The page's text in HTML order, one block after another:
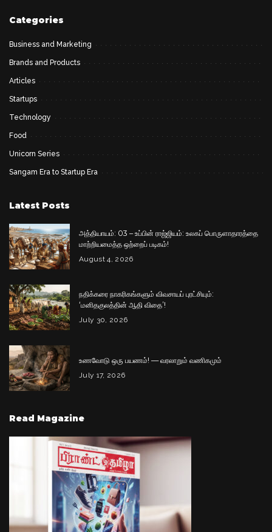
Categories
Business and Marketing
Brands and Products
Articles
Startups
Technology
Food
Unicorn Series
Sangam Era to Startup Era
Latest Posts
அத்தியாயம்: 03 – உப்பின் ராஜ்ஜியம்: உலகப் பொருளாதாரத்தை
மாற்றியமைத்த ஒற்றைப் படிகம்!
August 4, 2026
நதிக்கரை நாகரிகங்களும் விவசாயப் புரட்சியும்:
‘மனிதகுலத்தின் ஆதி விதை’!
July 30, 2026
உணவோடு ஒரு பயணம்! — வரலாறும் வணிகமும்
July 17, 2026
Read Magazine